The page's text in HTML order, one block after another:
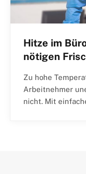
Hitze im
nötigen
Zu hohe
Arbeitnehmer
nicht. Mit